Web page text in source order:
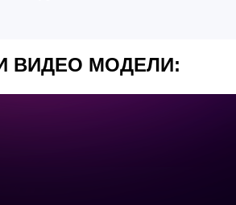
ВИДЕО МОДЕЛИ: